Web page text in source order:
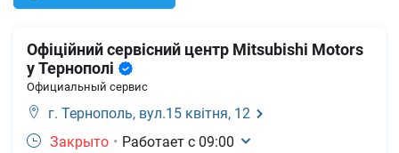
Новости
Все для авто
Офіційний сервісний центр Mitsubishi Motors
у Тернополі
Официальный сервис
г. Тернополь, вул.15 квітня, 12
Закрыто • Работает с 09:00